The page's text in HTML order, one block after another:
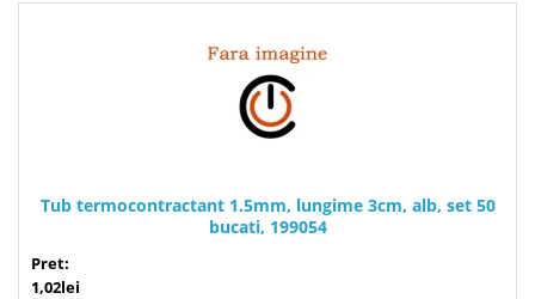
Tub termocontractant 1.5mm, lungime 3cm, alb, set 50
bucati, 199054
Pret:
1,02lei